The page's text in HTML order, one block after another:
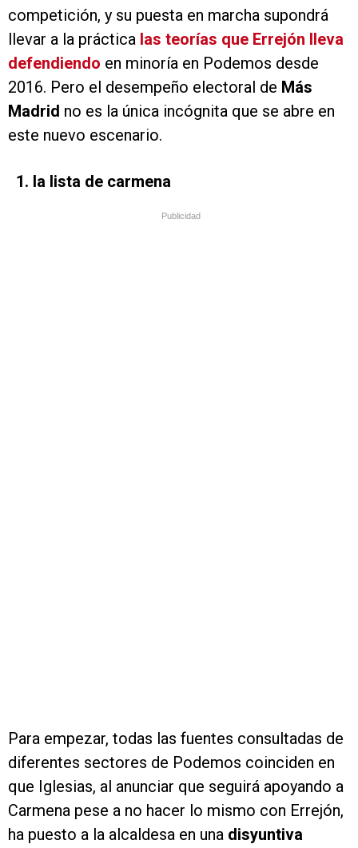
competición, y su puesta en marcha supondrá
llevar a la práctica las teorías que Errejón lleva
defendiendo en minoría en Podemos desde
2016. Pero el desempeño electoral de Más
Madrid no es la única incógnita que se abre en
este nuevo escenario.
1. la lista de carmena
Publicidad
Para empezar, todas las fuentes consultadas de
diferentes sectores de Podemos coinciden en
que Iglesias, al anunciar que seguirá apoyando a
Carmena pese a no hacer lo mismo con Errejón,
ha puesto a la alcaldesa en una disyuntiva